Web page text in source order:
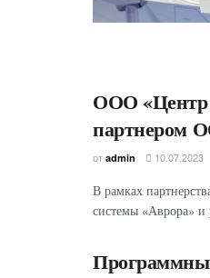
ООО «Центр
партнером
от admin 10.07.2023
В рамках
системы «Аврора» и